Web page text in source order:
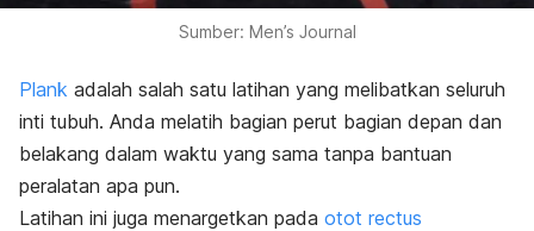
Sumber: Men’s Journal
Plank adalah salah satu latihan yang melibatkan seluruh
inti tubuh. Anda melatih bagian perut bagian depan dan
belakang dalam waktu yang sama tanpa bantuan
peralatan apa pun.
Latihan ini juga menargetkan pada otot rectus